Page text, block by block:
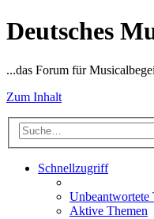
Deutsches
...das Forum für
Zum Inhalt
Schnellzugriff
Unbeantwortete
Aktive Themen